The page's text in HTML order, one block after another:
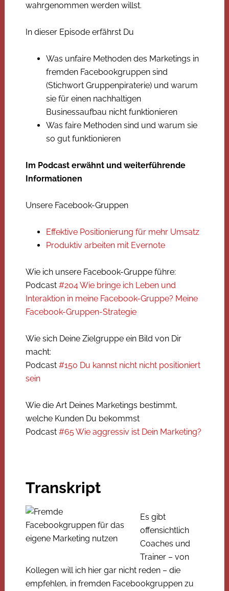
wahrgenommen werden willst.
In dieser Episode erfährst Du
Was unfaire Methoden des Marketings in
fremden Facebookgruppen sind
(Stichwort Gruppenpiraterie) und warum
sie für einen nachhaltigen
Businessaufbau nicht funktionieren
Was faire Methoden sind und warum sie
so gut funktionieren
Im Podcast erwähnt und weiterführende
Informationen
Unsere Facebook-Gruppen
Effektive Positionierung für mehr Umsatz
Produktiv arbeiten mit Evernote
Wie ich unsere Facebook-Gruppe führe:
Podcast #204 Wie bringe ich Leben und
Interaktion in meine Facebook-Gruppe? Meine
Facebook-Gruppen-Strategie
Wie sich Deine Zielgruppe ein Bild von Dir
macht:
Podcast #150 Du kannst nicht nicht positioniert
sein
Wie die Art Deines Marketings bestimmt,
welche Kunden Du bekommst
Podcast #65 Wie aggressiv ist Dein Marketing?
Transkript
Es gibt
offensichtlich
Coaches und
Trainer – von
Kollegen will ich hier gar nicht reden – die
empfehlen, in fremden Facebookgruppen zu